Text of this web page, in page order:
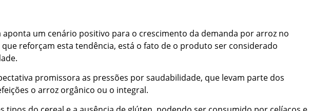
aponta um cenário positivo para o crescimento da demanda por arroz no
reforçam esta tendência, está o fato de o produto ser considerado
promissora as pressões por saudabilidade, que levam parte dos
o arroz orgânico ou o integral.